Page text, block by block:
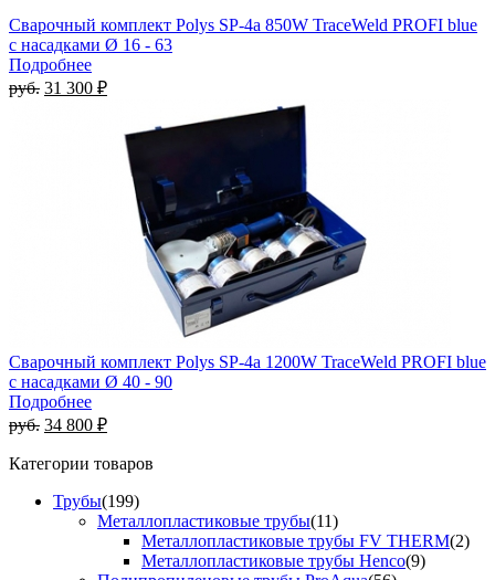
Сварочный комплект Polys SP-4a 850W TraceWeld PROFI blue
с насадками Ø 16 - 63
Подробнее
руб. 31 300 ₽
Сварочный комплект Polys SP-4a 1200W TraceWeld PROFI blue
с насадками Ø 40 - 90
Подробнее
руб. 34 800 ₽
Категории товаров
Трубы(199)
Металлопластиковые трубы(11)
Металлопластиковые трубы FV THERM(2)
Металлопластиковые трубы Henco(9)